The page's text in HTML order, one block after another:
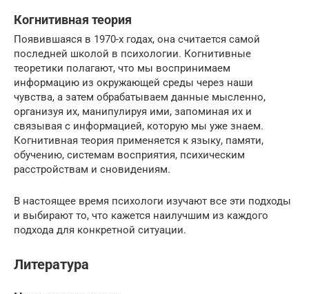
Когнитивная теория
Появившаяся в 1970-х годах, она считается самой
последней школой в психологии. Когнитивные
теоретики полагают, что мы воспринимаем
информацию из окружающей среды через наши
чувства, а затем обрабатываем данные мысленно,
организуя их, манипулируя ими, запоминая их и
связывая с информацией, которую мы уже знаем.
Когнитивная теория применяется к языку, памяти,
обучению, системам восприятия, психическим
расстройствам и сновидениям.
В настоящее время психологи изучают все эти подходы
и выбирают то, что кажется наилучшим из каждого
подхода для конкретной ситуации.
Литература